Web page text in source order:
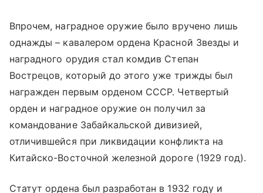
Впрочем, наградное оружие было вручено лишь
однажды – кавалером ордена Красной Звезды и
наградного орудия стал комдив Степан
Вострецов, который до этого уже трижды был
награжден первым орденом СССР. Четвертый
орден и наградное оружие он получил за
командование Забайкальской дивизией,
отличившейся при ликвидации конфликта на
Китайско-Восточной железной дороге (1929 год).
Статут ордена был разработан в 1932 году и